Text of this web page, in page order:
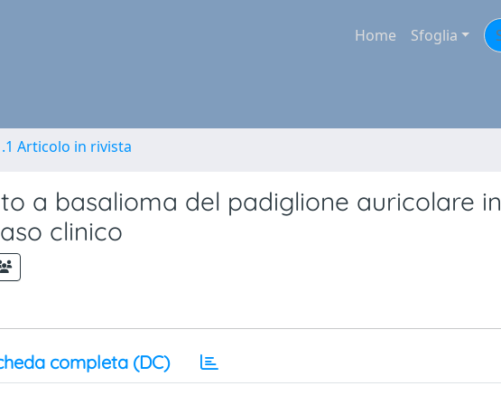
Home Sfoglia
Articolo in rivista
a basalioma del padiglione auricolare in
clinico
completa (DC)